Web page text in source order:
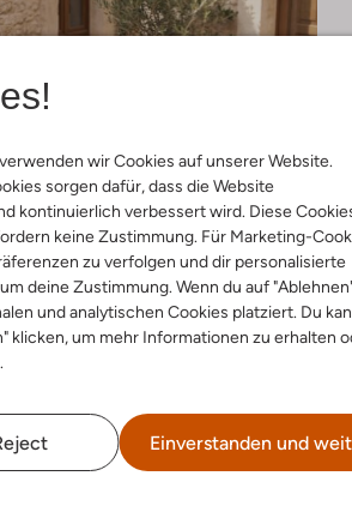
wir Cookies auf unserer Website.
sorgen dafür, dass die Website
kontinuierlich verbessert wird. Diese
keine Zustimmung. Für Marketing-
zu verfolgen und dir personalisierte
deine Zustimmung. Wenn du auf
und analytischen Cookies platziert. Du
klicken, um mehr Informationen zu erhalten
Einverstanden und